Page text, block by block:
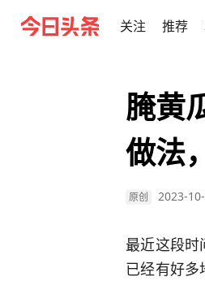
关注 推荐
腌黄
做法
原创 2023-
最近这段时
已经有好